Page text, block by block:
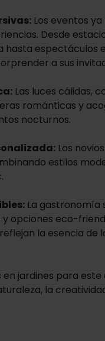
Los eventos
Desde
hasta espectáculos
a sus
Las luces cálidas,
románticas y
nocturnos.
Los
estilos
La gastronomía
opciones eco-
la esencia de
en jardines para este
la